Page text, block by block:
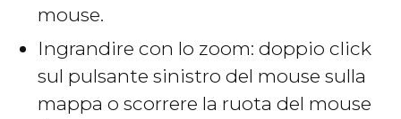
mouse.
Ingrandire con lo zoom: doppio click
sul pulsante sinistro del mouse sulla
mappa o scorrere la ruota del mouse